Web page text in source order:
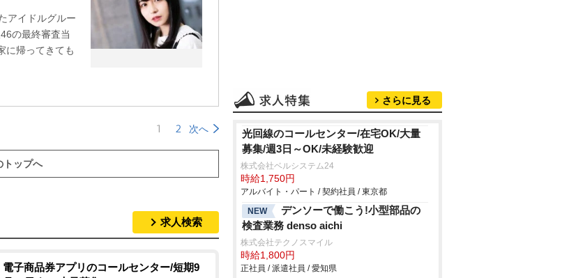
アイドルグルー
の最終審査当
に帰ってきても
1 2 次へ
トップへ
求人検索
電子商品券アプリのコールセンター/短期9
さらに見る
光回線のコールセンター/在宅OK/大量
募集/週3日～OK/未経験歓迎
株式会社ベルシステム24
時給1,750円
アルバイト・パート / 契約社員 / 東京都
NEW
デンソーで働こう!小型部品の
検査業務 denso aichi
株式会社テクノスマイル
時給1,800円
正社員 / 派遣社員 / 愛知県